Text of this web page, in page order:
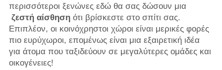
περισσότεροι ξενώνες εδώ θα σας δώσουν μια
ζεστή αίσθησηότι βρίσκεστε στο σπίτι σας.
Επιπλέον, οι κοινόχρηστοι χώροι είναι μερικές φορές
πιο ευρύχωροι, επομένως είναι μια εξαιρετική ιδέα
για άτομα που ταξιδεύουν σε μεγαλύτερες ομάδες και
οικογένειες!